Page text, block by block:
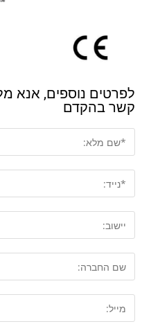
לפרטים נוספים, אנא
קשר בהקדם